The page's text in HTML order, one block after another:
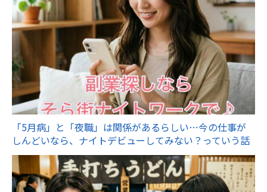
「5月病」と「夜職」は関係があるらしい…今の仕事が
しんどいなら、ナイトデビューしてみない？っていう話